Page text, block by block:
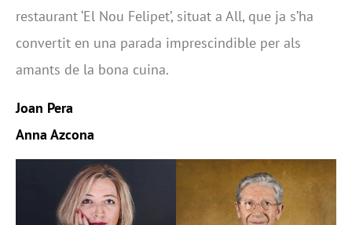
restaurant ‘El Nou Felipet’, situat a All, que ja s’ha
convertit en una parada imprescindible per als
amants de la bona cuina.
Joan Pera
Anna Azcona